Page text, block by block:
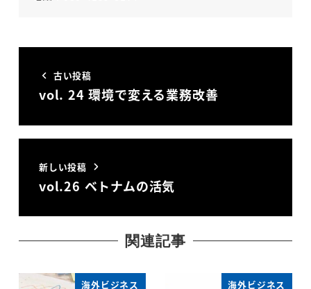
古い投稿
vol. 24 環境で変える業務改善
新しい投稿
vol.26 ベトナムの活気
関連記事
海外ビジネス 海外ビジネス